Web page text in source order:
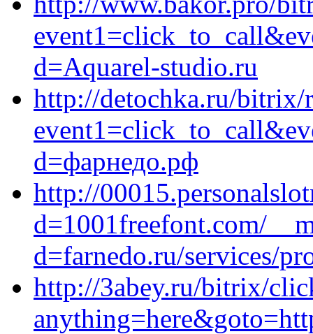
d=Aquarel-studio.ru
http://detochka.ru/bitrix/
d=фарнедо.рф
http://
d=1001freefont.com/
d=farnedo.ru/services/
http://3abey.ru/bitrix/